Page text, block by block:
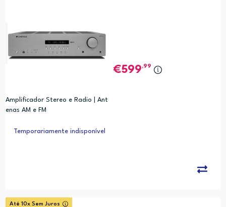
Amplificador Stereo e Radio | Ant
enas AM e FM
599,99
Temporariamente indisponível
Até 10x Sem Juros